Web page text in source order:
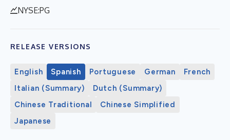
NYSE:PG
RELEASE VERSIONS
English Spanish Portuguese German
French
Italian (Summary)
Dutch (Summary)
Chinese Traditional
Chinese Simplified
Japanese